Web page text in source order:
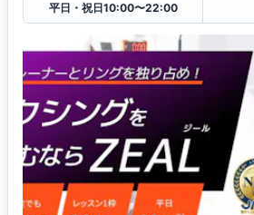
平日・祝日10:00〜22:00